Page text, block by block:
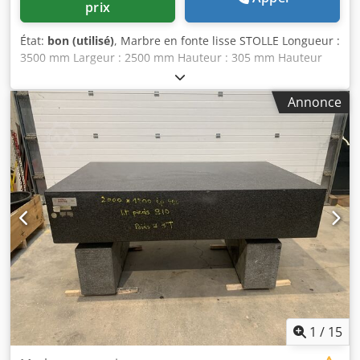
prix
État: bon (utilisé), Marbre en fonte lisse STOLLE Longueur :
3500 mm Largeur : 2500 mm Hauteur : 305 mm Hauteur
sur pieds : 900 mm Fourni avec 12 pieds de nivellement
Poids : 6,3 T Dsdpfxozmw Hrs Ai Tock
Annonce
1 / 15